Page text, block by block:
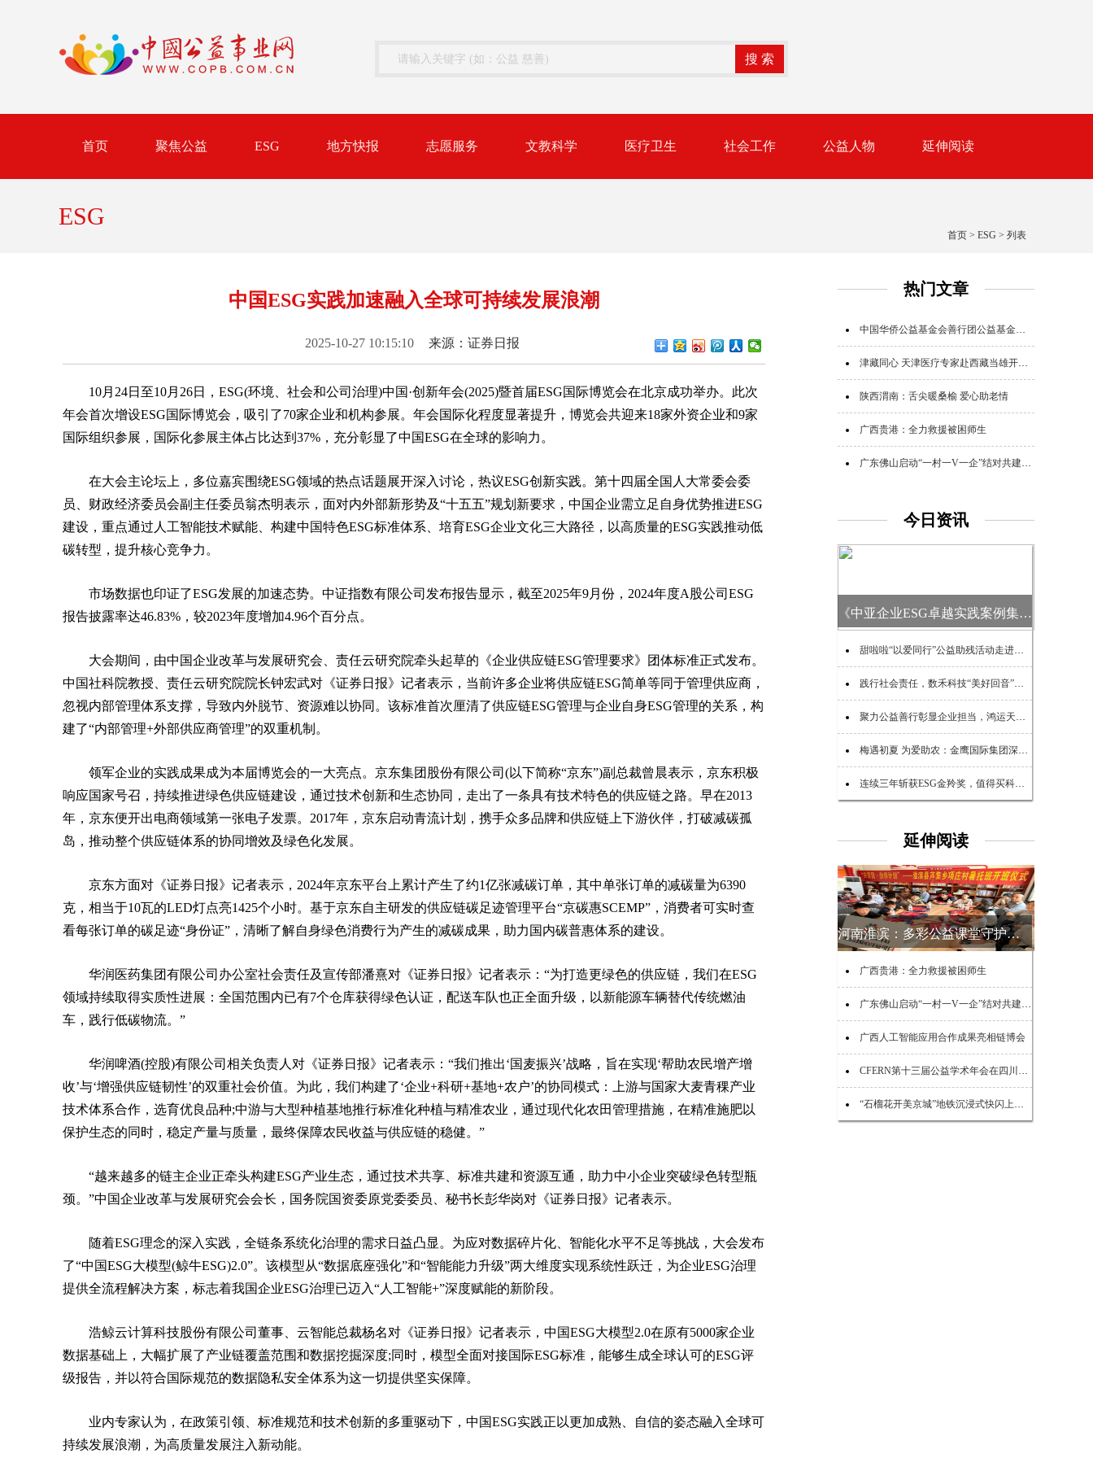
首页 聚焦公益 ESG 地方快报 志愿服务 文教科学 医疗卫生 社会工作 公益人物 延伸阅读
首页 > ESG > 列表
ESG
热门文章
中国华侨公益基金会善行团公益基金追加追赠支援广西救灾
津藏同心 天津医疗专家赴西藏当雄开展公益帮扶
陕西渭南：舌尖暖桑榆 爱心助老情
广西贵港：全力救援被困师生
广东佛山启动“一村一V一企”结对共建助力“百千万工程”活动
今日资讯
《中亚企业ESG卓越实践案例集》在阿斯塔纳发布
甜啦啦“以爱同行”公益助残活动走进秦皇岛
践行社会责任，数禾科技“美好回音”再访剑川
聚力公益善行彰显企业担当，鸿运天成赋能民生帮扶
梅遇初夏 为爱助农：金鹰国际集团深耕助农公益，传递企业温暖担当
连续三年斩获ESG金羚奖，值得买科技以AI重塑可持续消费生态
延伸阅读
河南淮滨：多彩公益课堂守护乡村少年夏日时光
广西贵港：全力救援被困师生
广东佛山启动“一村一V一企”结对共建助力“百千万工程”活动
广西人工智能应用合作成果亮相链博会
CFERN第十三届公益学术年会在四川峨眉山启幕
“石榴花开美京城”地铁沉浸式快闪上演 点亮民族团结新风尚
中国ESG实践加速融入全球可持续发展浪潮
2025-10-27 10:15:10 来源：证券日报
10月24日至10月26日，ESG(环境、社会和公司治理)中国·创新年会(2025)暨首届ESG国际博览会在北京成功举办。此次
年会首次增设ESG国际博览会，吸引了70家企业和机构参展。年会国际化程度显著提升，博览会共迎来18家外资企业和9家
国际组织参展，国际化参展主体占比达到37%，充分彰显了中国ESG在全球的影响力。
在大会主论坛上，多位嘉宾围绕ESG领域的热点话题展开深入讨论，热议ESG创新实践。第十四届全国人大常委会委
员、财政经济委员会副主任委员翁杰明表示，面对内外部新形势及“十五五”规划新要求，中国企业需立足自身优势推进ESG
建设，重点通过人工智能技术赋能、构建中国特色ESG标准体系、培育ESG企业文化三大路径，以高质量的ESG实践推动低
碳转型，提升核心竞争力。
市场数据也印证了ESG发展的加速态势。中证指数有限公司发布报告显示，截至2025年9月份，2024年度A股公司ESG
报告披露率达46.83%，较2023年度增加4.96个百分点。
大会期间，由中国企业改革与发展研究会、责任云研究院牵头起草的《企业供应链ESG管理要求》团体标准正式发布。
中国社科院教授、责任云研究院院长钟宏武对《证券日报》记者表示，当前许多企业将供应链ESG简单等同于管理供应商，
忽视内部管理体系支撑，导致内外脱节、资源难以协同。该标准首次厘清了供应链ESG管理与企业自身ESG管理的关系，构
建了“内部管理+外部供应商管理”的双重机制。
领军企业的实践成果成为本届博览会的一大亮点。京东集团股份有限公司(以下简称“京东”)副总裁曾晨表示，京东积极
响应国家号召，持续推进绿色供应链建设，通过技术创新和生态协同，走出了一条具有技术特色的供应链之路。早在2013
年，京东便开出电商领域第一张电子发票。2017年，京东启动青流计划，携手众多品牌和供应链上下游伙伴，打破减碳孤
岛，推动整个供应链体系的协同增效及绿色化发展。
京东方面对《证券日报》记者表示，2024年京东平台上累计产生了约1亿张减碳订单，其中单张订单的减碳量为6390
克，相当于10瓦的LED灯点亮1425个小时。基于京东自主研发的供应链碳足迹管理平台“京碳惠SCEMP”，消费者可实时查
看每张订单的碳足迹“身份证”，清晰了解自身绿色消费行为产生的减碳成果，助力国内碳普惠体系的建设。
华润医药集团有限公司办公室社会责任及宣传部潘熹对《证券日报》记者表示：“为打造更绿色的供应链，我们在ESG
领域持续取得实质性进展：全国范围内已有7个仓库获得绿色认证，配送车队也正全面升级，以新能源车辆替代传统燃油
车，践行低碳物流。”
华润啤酒(控股)有限公司相关负责人对《证券日报》记者表示：“我们推出‘国麦振兴’战略，旨在实现‘帮助农民增产增
收’与‘增强供应链韧性’的双重社会价值。为此，我们构建了‘企业+科研+基地+农户’的协同模式：上游与国家大麦青稞产业
技术体系合作，选育优良品种;中游与大型种植基地推行标准化种植与精准农业，通过现代化农田管理措施，在精准施肥以
保护生态的同时，稳定产量与质量，最终保障农民收益与供应链的稳健。”
“越来越多的链主企业正牵头构建ESG产业生态，通过技术共享、标准共建和资源互通，助力中小企业突破绿色转型瓶
颈。”中国企业改革与发展研究会会长，国务院国资委原党委委员、秘书长彭华岗对《证券日报》记者表示。
随着ESG理念的深入实践，全链条系统化治理的需求日益凸显。为应对数据碎片化、智能化水平不足等挑战，大会发布
了“中国ESG大模型(鲸牛ESG)2.0”。该模型从“数据底座强化”和“智能能力升级”两大维度实现系统性跃迁，为企业ESG治理
提供全流程解决方案，标志着我国企业ESG治理已迈入“人工智能+”深度赋能的新阶段。
浩鲸云计算科技股份有限公司董事、云智能总裁杨名对《证券日报》记者表示，中国ESG大模型2.0在原有5000家企业
数据基础上，大幅扩展了产业链覆盖范围和数据挖掘深度;同时，模型全面对接国际ESG标准，能够生成全球认可的ESG评
级报告，并以符合国际规范的数据隐私安全体系为这一切提供坚实保障。
业内专家认为，在政策引领、标准规范和技术创新的多重驱动下，中国ESG实践正以更加成熟、自信的姿态融入全球可
持续发展浪潮，为高质量发展注入新动能。